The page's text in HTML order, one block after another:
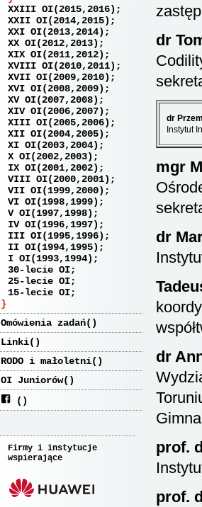
XXIII OI(2015,2016)
XXII OI(2014,2015)
XXI OI(2013,2014)
XX OI(2012,2013)
XIX OI(2011,2012)
XVIII OI(2010,2011)
XVII OI(2009,2010)
XVI OI(2008,2009)
XV OI(2007,2008)
XIV OI(2006,2007)
XIII OI(2005,2006)
XII OI(2004,2005)
XI OI(2003,2004)
X OI(2002,2003)
IX OI(2001,2002)
VIII OI(2000,2001)
VII OI(1999,2000)
VI OI(1998,1999)
V OI(1997,1998)
IV OI(1996,1997)
III OI(1995,1996)
II OI(1994,1995)
I OI(1993,1994)
30-lecie OI
25-lecie OI
15-lecie OI
Omówienia zadań
Linki
RODO i małoletni
OI Juniorów
Firmy i instytucje
wspierające
dr
dr
Instytut
mgr
dr
dr
prof.
prof.